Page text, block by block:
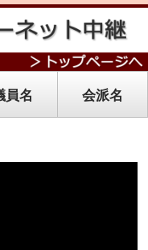
員名 会派名